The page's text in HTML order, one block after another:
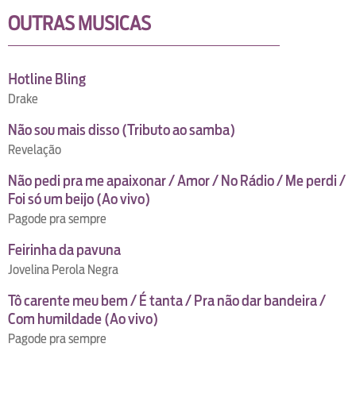
OUTRAS MUSICAS
Hotline Bling
Drake
Não sou mais disso (Tributo ao samba)
Revelação
Não pedi pra me apaixonar / Amor / No Rádio / Me perdi /
Foi só um beijo (Ao vivo)
Pagode pra sempre
Feirinha da pavuna
Jovelina Perola Negra
Tô carente meu bem / É tanta / Pra não dar bandeira /
Com humildade (Ao vivo)
Pagode pra sempre